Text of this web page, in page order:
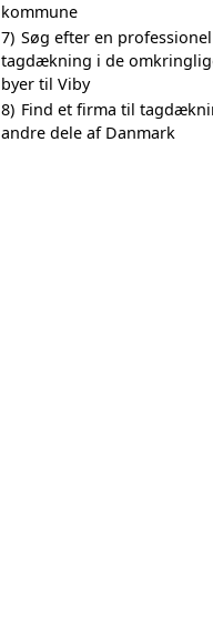
kommune
7) Søg efter en
tagdækning i de
byer til Viby
8) Find et firma til
andre dele af Danmark